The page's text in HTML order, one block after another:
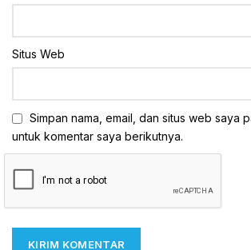
Situs Web
Simpan nama, email, dan situs web saya
untuk komentar saya berikutnya.